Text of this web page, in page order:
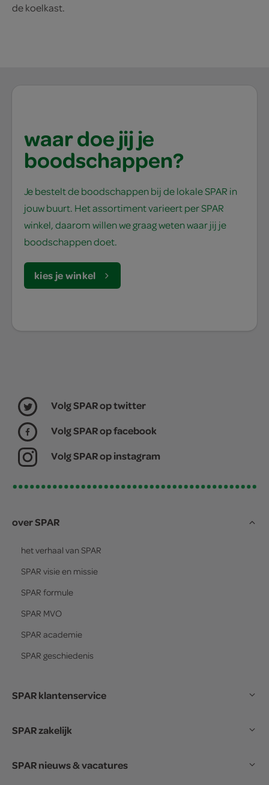
de koelkast.
waar doe jij je
boodschappen?
Je bestelt de boodschappen bij de lokale SPAR in
jouw buurt. Het assortiment varieert per SPAR
winkel, daarom willen we graag weten waar jij je
boodschappen doet.
kies je winkel
Volg SPAR op twitter
Volg SPAR op facebook
Volg SPAR op instagram
over SPAR
het verhaal van SPAR
SPAR visie en missie
SPAR formule
SPAR MVO
SPAR academie
SPAR geschiedenis
SPAR klantenservice
SPAR zakelijk
SPAR nieuws & vacatures